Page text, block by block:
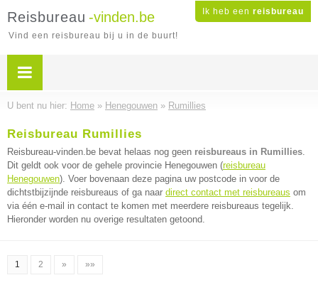
Ik heb een reisbureau
Reisbureau -vinden.be
Vind een reisbureau bij u in de buurt!
U bent nu hier: Home » Henegouwen » Rumillies
Reisbureau Rumillies
Reisbureau-vinden.be bevat helaas nog geen reisbureaus in Rumillies.
Dit geldt ook voor de gehele provincie Henegouwen (reisbureau
Henegouwen). Voer bovenaan deze pagina uw postcode in voor de
dichtstbijzijnde reisbureaus of ga naar direct contact met reisbureaus om
via één e-mail in contact te komen met meerdere reisbureaus tegelijk.
Hieronder worden nu overige resultaten getoond.
1 2 » »»